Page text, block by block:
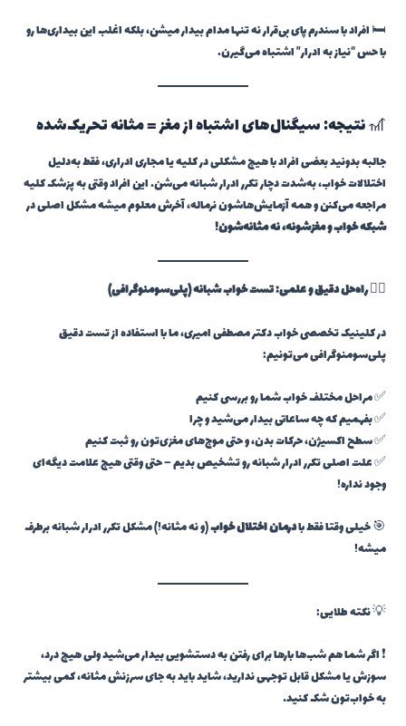
🛏️ افراد با سندرم پای بی‌قرار نه تنها مدام بیدار میشن، بلکه اغلب این بیداری‌ها رو
با حس “نیاز به ادرار” اشتباه می‌گیرن.
🎢 نتیجه: سیگنال‌های اشتباه از مغز = مثانه تحریک‌شده
جالبه بدونید بعضی افراد با هیچ مشکلی در کلیه یا مجاری ادراری، فقط به‌دلیل
اختلالات خواب، به‌شدت دچار تکرر ادرار شبانه می‌شن. این افراد وقتی به پزشک کلیه
مراجعه می‌کنن و همه آزمایش‌هاشون نرماله، آخرش معلوم میشه مشکل اصلی در
شبکه خواب و مغزشونه، نه مثانه‌شون!
👨‍⚕️راه‌حل دقیق و علمی: تست خواب شبانه (پلی‌سومنوگرافی)
در کلینیک تخصصی خواب دکتر مصطفی امیری، ما با استفاده از تست دقیق
پلی‌سومنوگرافی می‌تونیم:
✅ مراحل مختلف خواب شما رو بررسی کنیم
✅ بفهمیم که چه ساعاتی بیدار می‌شید و چرا
✅ سطح اکسیژن، حرکات بدن، و حتی موج‌های مغزی‌تون رو ثبت کنیم
✅ علت اصلی تکرر ادرار شبانه رو تشخیص بدیم – حتی وقتی هیچ علامت دیگه‌ای
وجود نداره!
🎯 خیلی وقتا فقط بادرمان اختلال خواب(و نه مثانه!) مشکل تکرر ادرار شبانه برطرف
میشه!
💡 نکته طلایی:
❗ اگر شما هم شب‌ها بارها برای رفتن به دستشویی بیدار می‌شید ولی هیچ درد،
سوزش یا مشکل قابل توجهی ندارید، شاید باید به جای سرزنش مثانه، کمی بیشتر
به خواب‌تون شک کنید…